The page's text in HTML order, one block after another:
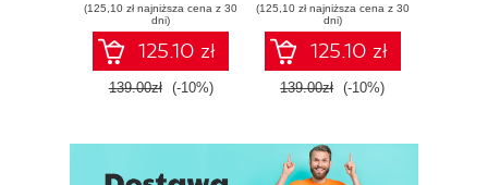
(125,10 zł najniższa cena z 30
dni)
125.10 zł
139.00zł (-10%)
(125,10 zł najniższa cena z 30
dni)
125.10 zł
139.00zł (-10%)